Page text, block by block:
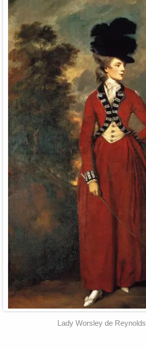
Lady Worsley de Reynolds